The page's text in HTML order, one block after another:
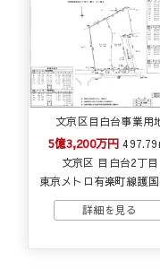
文京区目白台事業用
5億3,200万円
文京区 目白台2丁目
東京メトロ有楽町線護